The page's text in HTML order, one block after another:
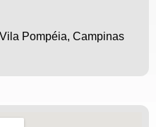
Pompéia, Campinas